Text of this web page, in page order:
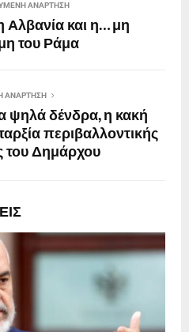
ΑΝΆΡΤΗΣΗ
και η… μη
του Ράμα
ΑΝΆΡΤΗΣΗ
ψηλά δένδρα, η κακή
περιβαλλοντικής
του Δημάρχου